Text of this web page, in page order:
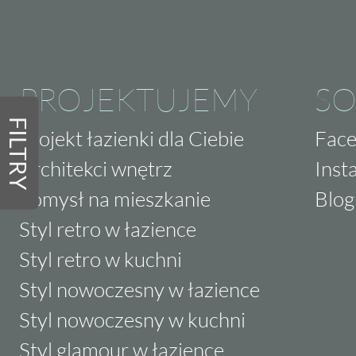
FILTRY
same korzyści. Estetyka, trwałość i łatwość
domu.
PROJEKTUJEMY
Projekt łazienki dla Ciebie
Architekci wnętrz
Pomysł na mieszkanie
Styl retro w łazience
Styl retro w kuchni
Styl nowoczesny w łazience
Styl nowoczesny w kuchni
Styl glamour w łazience
Blog